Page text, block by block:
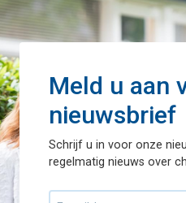
Meld u aan
nieuwsbrief
Schrijf u in voor onze
regelmatig nieuws over